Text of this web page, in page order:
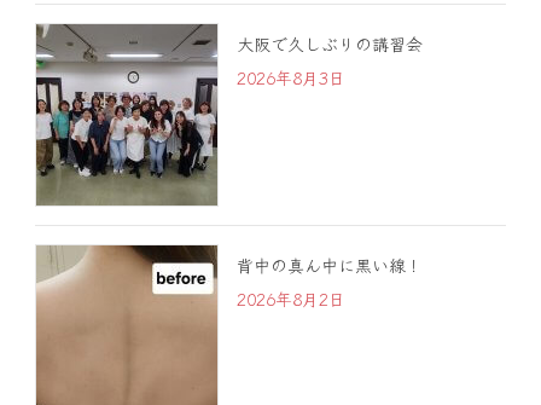
大阪で久しぶりの講習会
2026年8月3日
背中の真ん中に黒い線！
2026年8月2日